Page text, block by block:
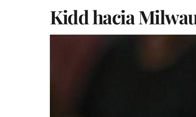
Kidd hacia